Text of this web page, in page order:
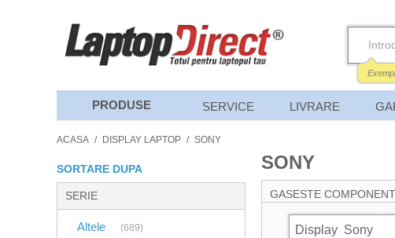
PRODUSE SERVICE LIVRARE
ACASA / DISPLAY LAPTOP / SONY
SORTARE DUPA
SERIE
Altele (689)
SONY
GASESTE
Display Sony